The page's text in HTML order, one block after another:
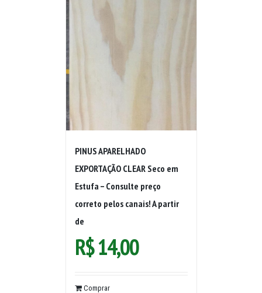
PINUS APARELHADO
EXPORTAÇÃO CLEAR Seco em
Estufa – Consulte preço
correto pelos canais! A partir
de
R$14,00
Comprar